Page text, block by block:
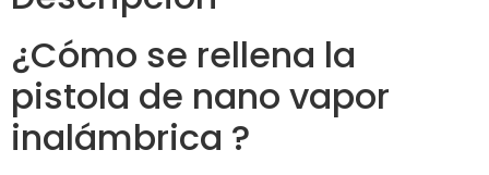
¿Cómo se rellena la
pistola de nano vapor
inalámbrica ?